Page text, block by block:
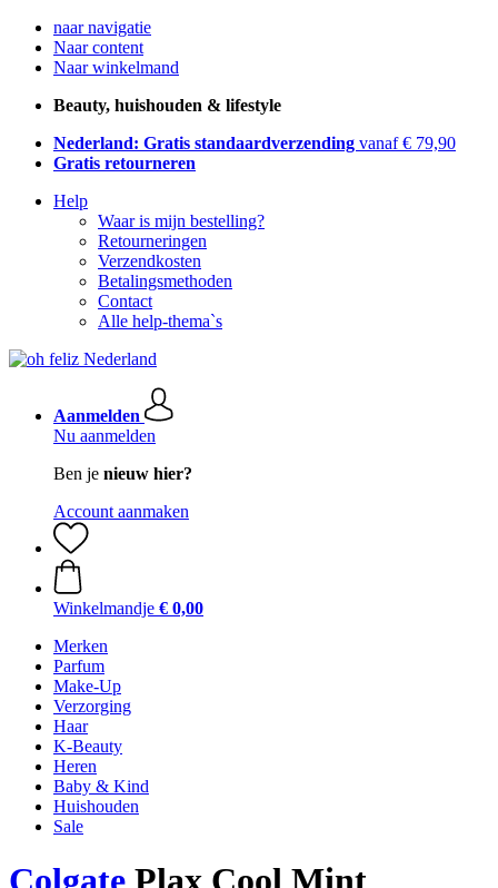
naar navigatie
Naar content
Naar winkelmand
Beauty, huishouden & lifestyle
Nederland: Gratis standaardverzending vanaf € 79,90
Gratis retourneren
Help
Waar is mijn bestelling?
Retourneringen
Verzendkosten
Betalingsmethoden
Contact
Alle help-thema`s
Aanmelden
Nu aanmelden
Ben je nieuw hier?
Account aanmaken
Winkelmandje € 0,00
Merken
Parfum
Make-Up
Verzorging
Haar
K-Beauty
Heren
Baby & Kind
Huishouden
Sale